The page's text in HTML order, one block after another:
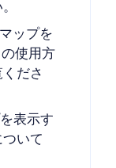
ップを
使用方
ださ
表示す
いて